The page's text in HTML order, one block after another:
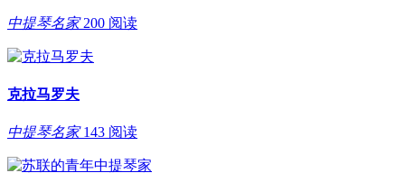
中提琴名家 200 阅读
克拉马罗夫
中提琴名家 143 阅读